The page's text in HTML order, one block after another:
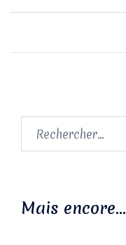
Rechercher :
Mais encore…